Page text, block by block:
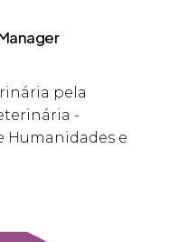
pela
-
Humanidades e